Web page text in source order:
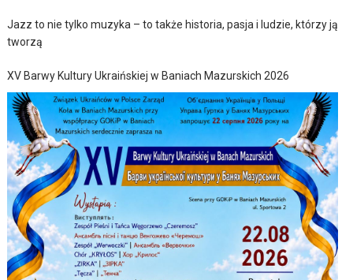
Jazz to nie tylko muzyka – to także historia, pasja i ludzie, którzy ją
tworzą
XV Barwy Kultury Ukraińskiej w Baniach Mazurskich 2026